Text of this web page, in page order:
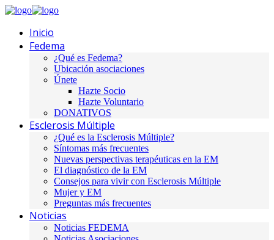
Inicio
Fedema
¿Qué es Fedema?
Ubicación asociaciones
Únete
Hazte Socio
Hazte Voluntario
DONATIVOS
Esclerosis Múltiple
¿Qué es la Esclerosis Múltiple?
Síntomas más frecuentes
Nuevas perspectivas terapéuticas en la EM
El diagnóstico de la EM
Consejos para vivir con Esclerosis Múltiple
Mujer y EM
Preguntas más frecuentes
Noticias
Noticias FEDEMA